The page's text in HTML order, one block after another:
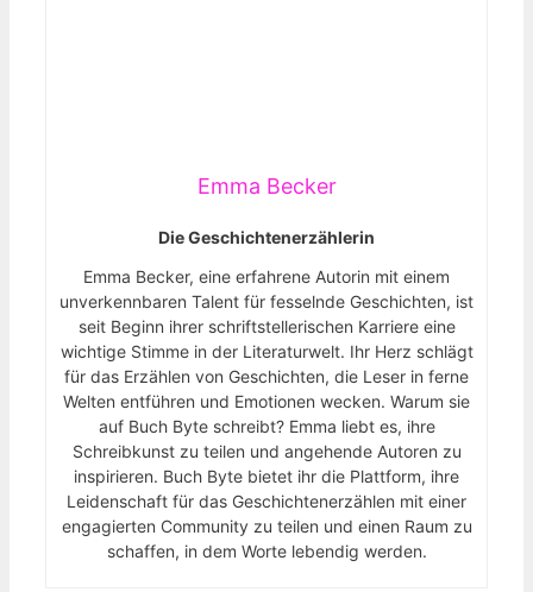
Emma Becker
Die Geschichtenerzählerin
Emma Becker, eine erfahrene Autorin mit einem
unverkennbaren Talent für fesselnde Geschichten, ist
seit Beginn ihrer schriftstellerischen Karriere eine
wichtige Stimme in der Literaturwelt. Ihr Herz schlägt
für das Erzählen von Geschichten, die Leser in ferne
Welten entführen und Emotionen wecken. Warum sie
auf Buch Byte schreibt? Emma liebt es, ihre
Schreibkunst zu teilen und angehende Autoren zu
inspirieren. Buch Byte bietet ihr die Plattform, ihre
Leidenschaft für das Geschichtenerzählen mit einer
engagierten Community zu teilen und einen Raum zu
schaffen, in dem Worte lebendig werden.